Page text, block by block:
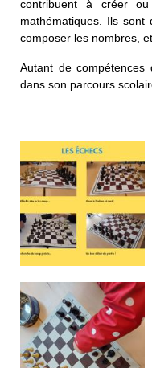
BE52 3101 4777
Coordination &
Garderie
+32 (0)472 07 35 25
services.be
BE91 3631 6790
contribuent à créer
mathématiques. Ils sont
composer les nombres,
Autant de
dans son parcours